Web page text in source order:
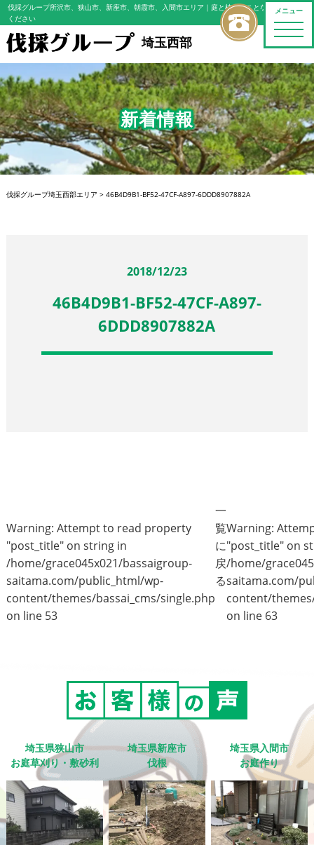
メニュー
toggle
伐採グループ所沢市、狭山市、新座市、朝霞市、入間市エリア ｜庭と植木のことならおまかせ
ください
埼玉西部
新着情報
伐採グループ埼玉西部エリア > 46B4D9B1-BF52-47CF-A897-6DDD8907882A
2018/12/23
46B4D9B1-BF52-47CF-A897-
6DDD8907882A
Warning: Attempt to read property
"post_title" on string in
/home/grace045x021/bassaigroup-
saitama.com/public_html/wp-
content/themes/bassai_cms/single.php
on line 53
一
覧
に
戻
る
Warning:
"post_title" on
/home/
saitama.com/
content/
on line 63
埼玉県狭山市
お庭草刈り・敷砂利
埼玉県新座市
伐根
埼玉県入間市
お庭作り